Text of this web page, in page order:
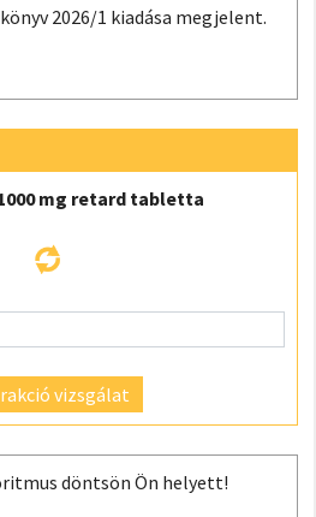
2026/1 kiadása megjelent.
1000 mg retard tabletta
vizsgálat
döntsön Ön helyett!